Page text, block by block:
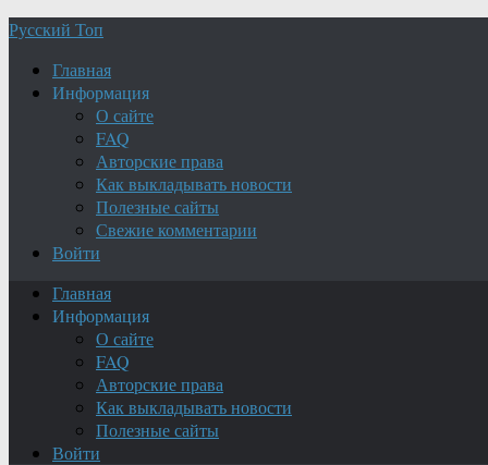
Русский Топ
Главная
Информация
О сайте
FAQ
Авторские права
Как выкладывать новости
Полезные сайты
Свежие комментарии
Войти
Главная
Информация
О сайте
FAQ
Авторские права
Как выкладывать новости
Полезные сайты
Войти